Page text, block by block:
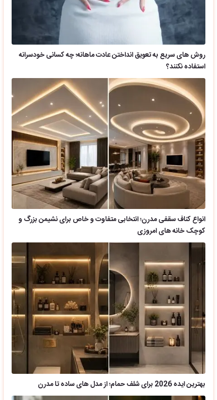
روش های سریع به تعویق انداختن عادت ماهانه؛ چه کسانی خودسرانه
استفاده نکنند؟
انواع کناف سقفی مدرن؛ انتخابی متفاوت و خاص برای نشیمن بزرگ و
کوچک خانه های امروزی
بهترین ایده 2026 برای شلف حمام؛ از مدل های ساده تا مدرن